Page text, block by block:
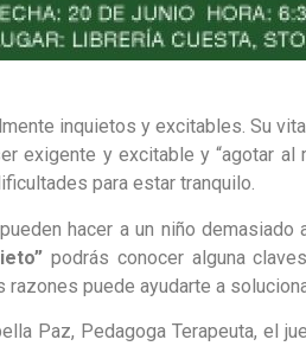
inquietos y excitables. Su
exigente y excitable y “agotar al
para estar tranquilo.
hacer a un niño demasiado
podrás conocer alguna
razones puede ayudarte a
Paz, Pedagoga Terapeuta, el